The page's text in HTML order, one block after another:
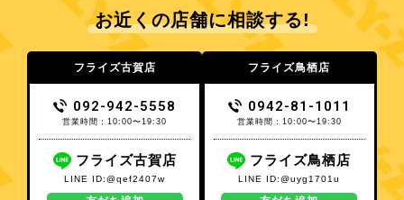
お近くの店舗に相談する!
フライズ古賀店
092-942-5558
営業時間：10:00〜19:30
フライズ古賀店
LINE ID:@qef2407w
フライズ鳥栖店
0942-81-1011
営業時間：10:00〜19:30
フライズ鳥栖店
LINE ID:@uyg1701u